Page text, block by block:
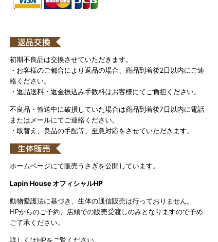
初期不良品は交換させていただきます。
・お客様のご都合により返品の場合、商品到着後2日以内にご連
絡ください。
・返品送料・返金振込み手数料はお客様にてご負担ください。
不良品・輸送中に破損していた場合は商品到着後7日以内に電話
またはメールにてご連絡ください。
・取替え、良品の手配等、至急対応をさせていただきます。
ホームページにて販売うさぎを公開しています。
Lapin House オフィシャルHP
動物愛護法に基づき、生体の通信販売は行っておりません。
HPからのご予約、店頭での販売受渡しのみとなりますので予め
ご了承ください。
詳しくはHPをご覧ください。